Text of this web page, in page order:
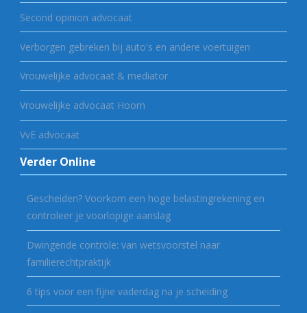
Second opinion advocaat
Verborgen gebreken bij auto's en andere voertuigen
Vrouwelijke advocaat & mediator
Vrouwelijke advocaat Hoorn
VvE advocaat
Verder Online
Gescheiden? Voorkom een hoge belastingrekening en
controleer je voorlopige aanslag
Dwingende controle: van wetsvoorstel naar
familierechtpraktijk
6 tips voor een fijne vaderdag na je scheiding